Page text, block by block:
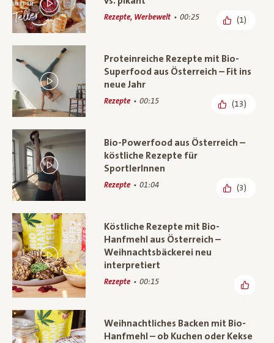
Rezepte, Werbewelt 00:25 (1)
Proteinreiche Rezepte mit Bio-
Superfood aus Österreich – Fit ins
neue Jahr
Rezepte 00:15 (13)
Bio-Powerfood aus Österreich –
köstliche Rezepte für
SportlerInnen
Rezepte 01:04 (3)
Köstliche Rezepte mit Bio-
Hanfmehl aus Österreich –
Weihnachtsbäckerei neu
interpretiert
Rezepte 00:15
Weihnachtliches Backen mit Bio-
Hanfmehl – ob Kuchen oder Kekse